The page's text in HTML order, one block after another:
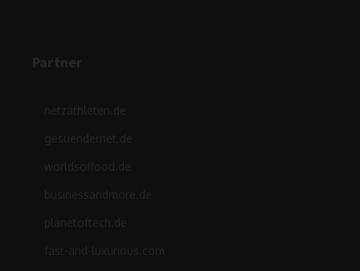
Partner
netzathleten.de
gesuendernet.de
worldsoffood.de
businessandmore.de
planetoftech.de
fast-and-luxurious.com